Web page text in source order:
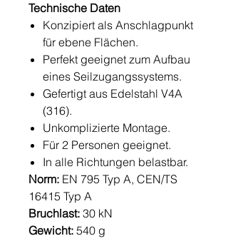
Technische Daten
Konzipiert als Anschlagpunkt
für ebene Flächen.
Perfekt geeignet zum Aufbau
eines Seilzugangssystems.
Gefertigt aus Edelstahl V4A
(316).
Unkomplizierte Montage.
Für 2 Personen geeignet.
In alle Richtungen belastbar.
Norm: EN 795 Typ A, CEN/TS
16415 Typ A
Bruchlast: 30 kN
Gewicht: 540 g